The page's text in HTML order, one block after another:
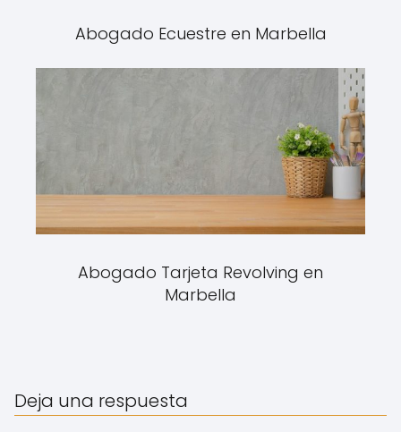
Abogado Ecuestre en Marbella
Abogado Tarjeta Revolving en
Marbella
Deja una respuesta